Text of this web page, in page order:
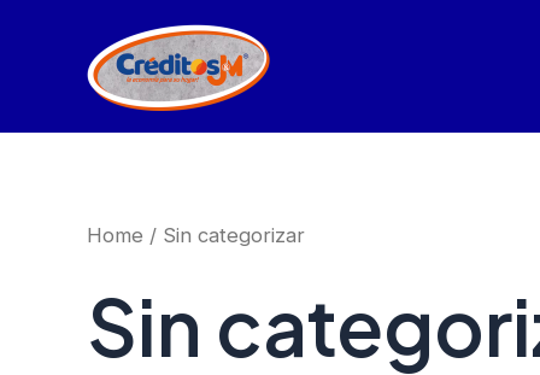
contenido
Home / Sin categorizar
Sin